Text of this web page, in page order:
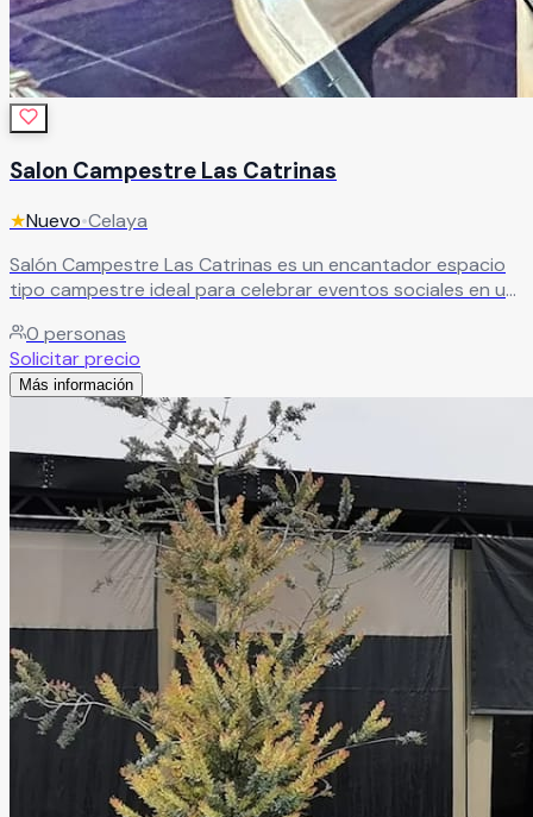
Salon Campestre Las Catrinas
★Nuevo•Celaya
Salón Campestre Las Catrinas es un encantador espacio
tipo campestre ideal para celebrar eventos sociales en un
instalaciones ofrecen el entorno perfecto para bodas, XV
años, cumpleaños, aniversarios, reuniones familiares,
graduaciones y convivencias especiales, brindando
amplios espacios y una atmósfera acogedora para
disfrutar junto a familiares y amigos.
0 personas
Solicitar precio
Más información